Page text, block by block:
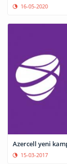
16-05-2020
Azercell yeni
15-03-2017